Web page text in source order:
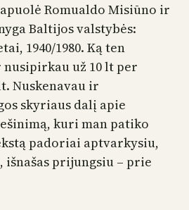
Romualdo Misiūno ir
Baltijos valstybės:
1940/1980. Ką ten
už 10 lt per
Nuskenavau ir
skyriaus dalį apie
kuri man patiko
padoriai aptvarkysiu,
prijungsiu – prie